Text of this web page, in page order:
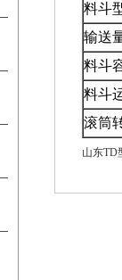
料斗
输送
料斗
料斗
滚筒
山东TD